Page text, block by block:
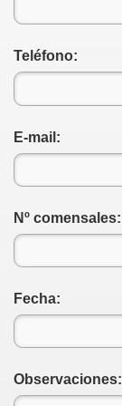
Teléfono:
E-mail:
Nº comensales:
Fecha:
Observaciones: